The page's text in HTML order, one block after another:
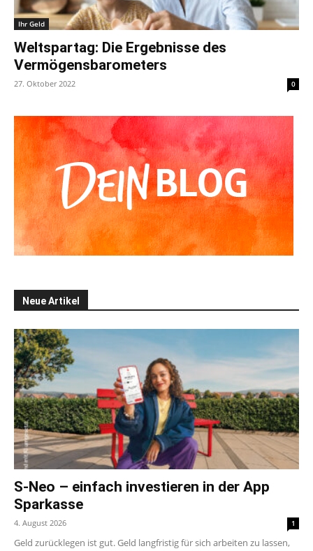
Ihr Geld
Weltspartag: Die Ergebnisse des
Vermögensbarometers
27. Oktober 2022 0
Neue Artikel
S-Neo – einfach investieren in der App
Sparkasse
4. August 2026 1
Geld zurücklegen ist gut. Geld langfristig für sich arbeiten zu lassen,